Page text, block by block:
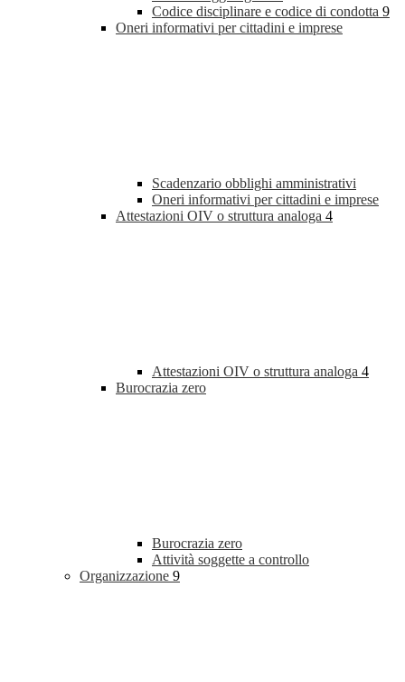
Codice disciplinare e codice di condotta 9
Oneri informativi per cittadini e imprese
Scadenzario obblighi amministrativi
Oneri informativi per cittadini e imprese
Attestazioni OIV o struttura analoga 4
Attestazioni OIV o struttura analoga 4
Burocrazia zero
Burocrazia zero
Attività soggette a controllo
Organizzazione 9